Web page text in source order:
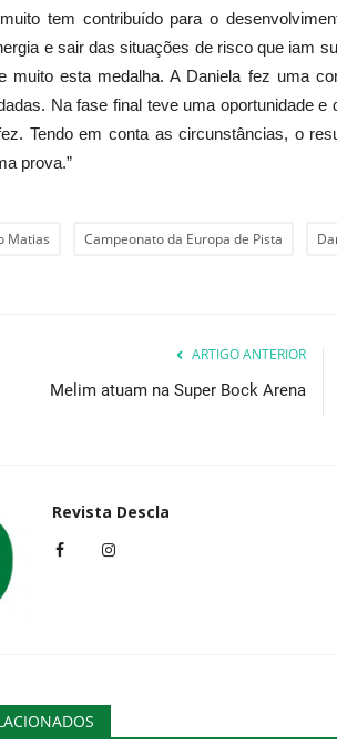
tem contribuído para o
e sair das situações de risco que iam
muito esta medalha. A Daniela fez uma
Na fase final teve uma oportunidade
Tendo em conta as circunstâncias, o
prova.”
Matias Campeonato da Europa de Pista
ARTIGO ANTERIOR
Melim atuam na Super Bock Arena
Revista Descla
competição nacional de
regresso a Tondela